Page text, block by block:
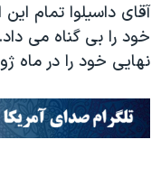
آقای داسیلوا تمام
خود را بی گناه می
نهایی خود را در ماه